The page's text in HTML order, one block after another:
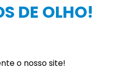
DE OLHO!
o nosso site!